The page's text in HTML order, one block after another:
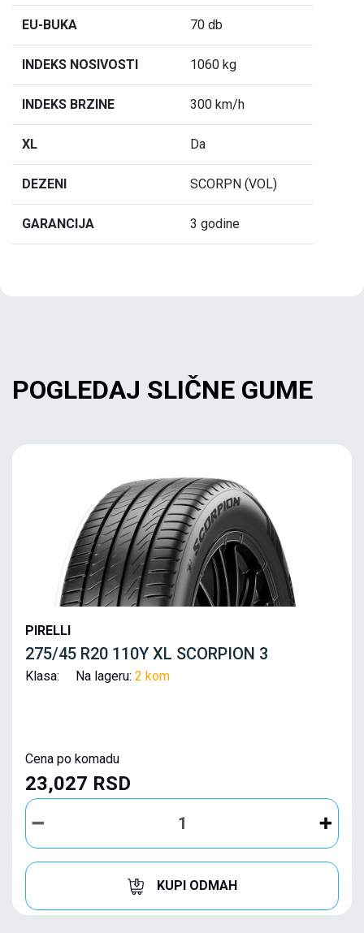
EU-BUKA 70 db
INDEKS NOSIVOSTI 1060 kg
INDEKS BRZINE 300 km/h
XL Da
DEZENI SCORPN (VOL)
GARANCIJA 3 godine
POGLEDAJ SLIČNE GUME
PIRELLI
275/45 R20 110Y XL SCORPION 3
Klasa: Na lageru: 2 kom
Cena po komadu
23,027 RSD
KUPI ODMAH